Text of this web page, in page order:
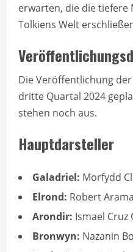
erwarten, die die tiefere
Tolkiens Welt
Die Veröffentlichung
dritte Quartal 2024
stehen noch aus.
Hauptdarsteller
Galadriel: Morfydd
Elrond: Robert
Arondir: Ismael Cruz
Bronwyn: Nazanin